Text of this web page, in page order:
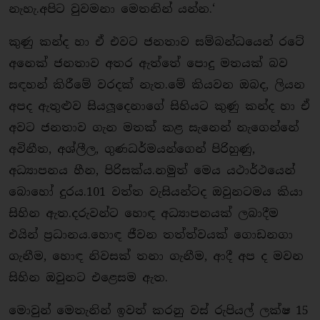
නැහැ.අපිට වුවමනා මෙතනින් යන්න.‘
කුණු කන්ද හා ඒ එවට ජනතාව සම්බන්ධයෙන් රටේ
අනෙක් ජනතාව අතර ඇත්තේ පොදු මතයක් බව
සඳහන් කිරීමේ වරදක් නැත.මේ කියවන ඔබද, ලියන
අපද ඇතුළුව සියලූදෙනාගේ සිහියට කුණු කන්ද හා ඒ
අවට ජනතාව ගැන මතක් කළ සැනෙන් නැගෙන්නේ
අවිනීත, අශ්ලීල, ගුණධර්මයන්ගෙන් පිරිහුණු,
අධ්‍යාපනය හීන, පිරිසක්ය.නමුත් මෙය යථාර්ථයෙන්
බොහෝ දුරය.101 වත්ත වැසියන්ටද ඔවුනටමය කියා
සිහින ඇත.දරුවන්ට හොඳ අධ්‍යාපනයක් ලබාදීම
එයින් ප‍්‍රධානය.හොඳ ජීවන තත්ත්වයක් ගොඩනගා
ගැනීම, හොඳ නිවසක් තනා ගැනීම, ආදී අප ද මවන
සිහින ඔවුනට එළෙසම ඇත.
මොවුන් මෙතැනින් ඉවත් කරනු වස් රුපියල් ලක්ෂ 15